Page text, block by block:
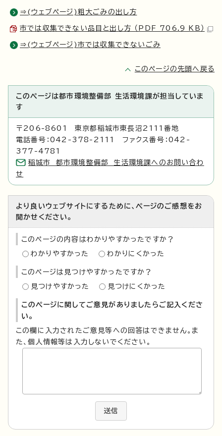
⇒(ウェブページ)粗大ごみの出し方
市では収集できない品目と出し方 （PDF 706.9 KB）
⇒(ウェブページ)市では収集できないごみ
このページの先頭へ戻る
このページは都市環境整備部 生活環境課が担当していま
す
〒206-8601 東京都稲城市東長沼2111番地
電話番号：042-378-2111 ファクス番号：042-
377-4781
稲城市 都市環境整備部 生活環境課へのお問い合わ
せ
より良いウェブサイトにするために、ページのご感想をお
聞かせください。
このページの内容はわかりやすかったですか？
わかりやすかった わかりにくかった
このページは見つけやすかったですか？
見つけやすかった 見つけにくかった
このページに関してご意見がありましたらご記入くださ
い。
この欄に入力されたご意見等への回答はできません。ま
た、個人情報等は入力しないでください。
送信